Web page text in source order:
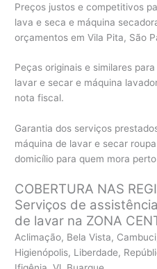
Preços justos e competitivos
lava e seca e máquina
orçamentos em Vila Pita, São
Peças originais e similares
lavar e secar e máquina
nota fiscal.
Garantia dos serviços
máquina de lavar e secar
domicílio para quem mora
COBERTURA NAS
Serviços de
de lavar na ZONA
Aclimação, Bela Vista,
Higienópolis, Liberdade,